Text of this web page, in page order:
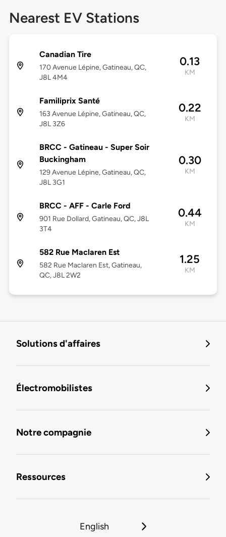
Nearest EV Stations
Canadian Tire
170 Avenue Lépine, Gatineau, QC,
J8L 4M4
0.13
KM
Familiprix Santé
163 Avenue Lépine, Gatineau, QC,
J8L 3Z6
0.22
KM
BRCC - Gatineau - Super Soir
Buckingham
129 Avenue Lépine, Gatineau, QC,
J8L 3G1
0.30
KM
BRCC - AFF - Carle Ford
901 Rue Dollard, Gatineau, QC, J8L
3T4
0.44
KM
582 Rue Maclaren Est
582 Rue Maclaren Est, Gatineau,
QC, J8L 2W2
1.25
KM
Solutions d'affaires
Électromobilistes
Notre compagnie
Ressources
English